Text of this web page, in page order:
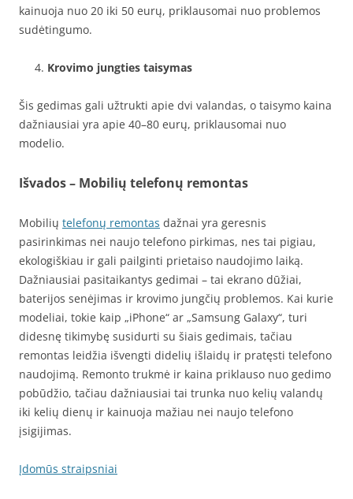
kainuoja nuo 20 iki 50 eurų, priklausomai nuo problemos
sudėtingumo.
Krovimo jungties taisymas
Šis gedimas gali užtrukti apie dvi valandas, o taisymo kaina
dažniausiai yra apie 40–80 eurų, priklausomai nuo
modelio.
Išvados – Mobilių telefonų remontas
Mobilių telefonų remontas dažnai yra geresnis
pasirinkimas nei naujo telefono pirkimas, nes tai pigiau,
ekologiškiau ir gali pailginti prietaiso naudojimo laiką.
Dažniausiai pasitaikantys gedimai – tai ekrano dūžiai,
baterijos senėjimas ir krovimo jungčių problemos. Kai kurie
modeliai, tokie kaip „iPhone“ ar „Samsung Galaxy“, turi
didesnę tikimybę susidurti su šiais gedimais, tačiau
remontas leidžia išvengti didelių išlaidų ir pratęsti telefono
naudojimą. Remonto trukmė ir kaina priklauso nuo gedimo
pobūdžio, tačiau dažniausiai tai trunka nuo kelių valandų
iki kelių dienų ir kainuoja mažiau nei naujo telefono
įsigijimas.
Įdomūs straipsniai